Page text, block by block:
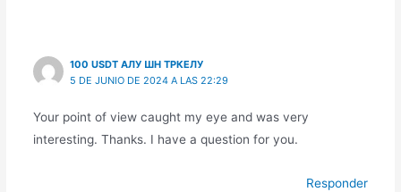
100 USDT АЛУ ШН ТРКЕЛУ
5 DE JUNIO DE 2024 A LAS 22:29
Your point of view caught my eye and was very
interesting. Thanks. I have a question for you.
Responder